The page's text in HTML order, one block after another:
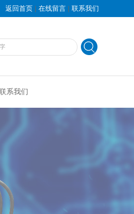
返回首页 | 在线留言 | 联系我们
系我们